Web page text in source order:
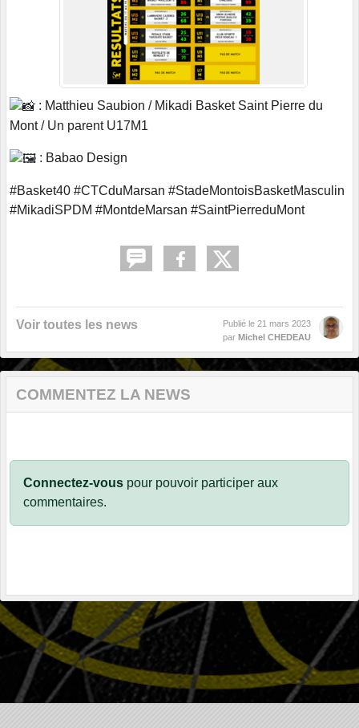
: Matthieu Saubion / Mikadi Basket Saint Pierre du
Mont/ Un parent U17M1
: Babao Design
#Basket40 #CTCduMarsan #StadeMontoisBasketMasculin
#MikadiSPDM #MontdeMarsan #SaintPierreduMont
Voir toutes les news Publié le 21 mars 2023
par Michel CHEDEAU
COMMENTEZ LA NEWS
Connectez-vous pour pouvoir participer aux
commentaires.